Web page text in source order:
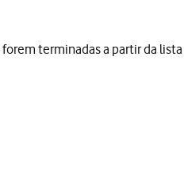
terminadas a partir da